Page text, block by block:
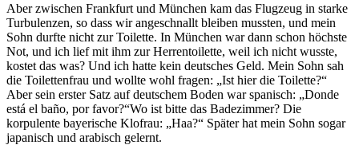
Aber zwischen Frankfurt und München kam das Flugzeug in starke
Turbulenzen, so dass wir angeschnallt bleiben mussten, und mein
Sohn durfte nicht zur Toilette. In München war dann schon höchste
Not, und ich lief mit ihm zur Herrentoilette, weil ich nicht wusste,
kostet das was? Und ich hatte kein deutsches Geld. Mein Sohn sah
die Toilettenfrau und wollte wohl fragen:
Ist hier die Toilette?
Aber sein erster Satz auf deutschem Boden war spanisch:
Donde
está el baño, por favor? Wo ist bitte das Badezimmer? Die
korpulente bayerische Klofrau:
Haa?
Später hat mein Sohn sogar
japanisch und arabisch gelernt.